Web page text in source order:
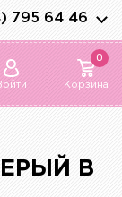
795 64 46
0
Корзина
В